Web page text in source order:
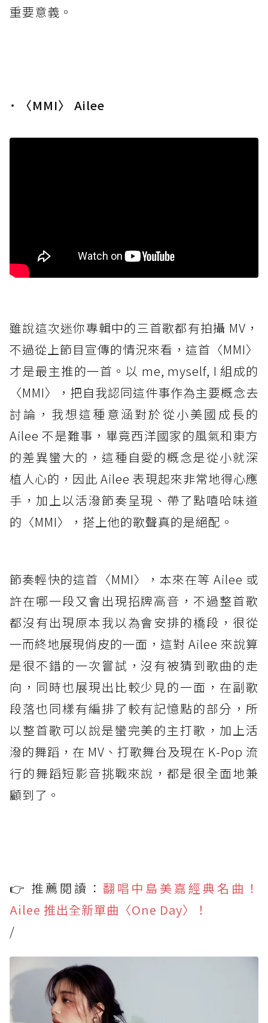
重要意義。
˙ 〈MMI〉 Ailee
雖說這次迷你專輯中的三首歌都有拍攝 MV，
不過從上節目宣傳的情況來看，這首〈MMI〉
才是最主推的一首。以 me, myself, I 組成的
〈MMI〉，把自我認同這件事作為主要概念去
討論，我想這種意涵對於從小美國成長的
Ailee 不是難事，畢竟西洋國家的風氣和東方
的差異蠻大的，這種自愛的概念是從小就深
植人心的，因此 Ailee 表現起來非常地得心應
手，加上以活潑節奏呈現、帶了點嘻哈味道
的〈MMI〉，搭上他的歌聲真的是絕配。
節奏輕快的這首〈MMI〉，本來在等 Ailee 或
許在哪一段又會出現招牌高音，不過整首歌
都沒有出現原本我以為會安排的橋段，很從
一而終地展現俏皮的一面，這對 Ailee 來說算
是很不錯的一次嘗試，沒有被猜到歌曲的走
向，同時也展現出比較少見的一面，在副歌
段落也同樣有編排了較有記憶點的部分，所
以整首歌可以說是蠻完美的主打歌，加上活
潑的舞蹈，在 MV、打歌舞台及現在 K-Pop 流
行的舞蹈短影音挑戰來說，都是很全面地兼
顧到了。
👉 推薦閱讀： 翻唱中島美嘉經典名曲！
Ailee 推出全新單曲〈One Day〉！
/